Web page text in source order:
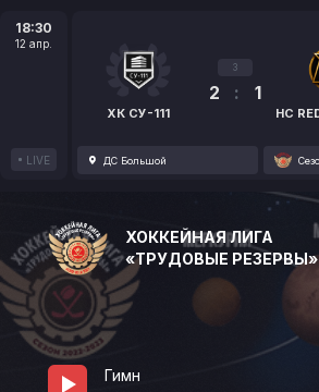
18:30
12 апр.
LIVE
ХК СУ-111
3
2 : 1
HC
ДС Большой
ХОККЕЙНАЯ ЛИГА
«ТРУДОВЫЕ РЕЗЕРВЫ»
Гимн